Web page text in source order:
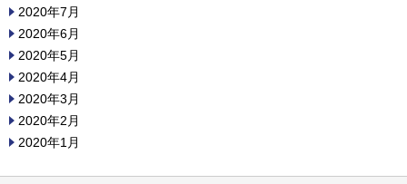
2020年7月
2020年6月
2020年5月
2020年4月
2020年3月
2020年2月
2020年1月